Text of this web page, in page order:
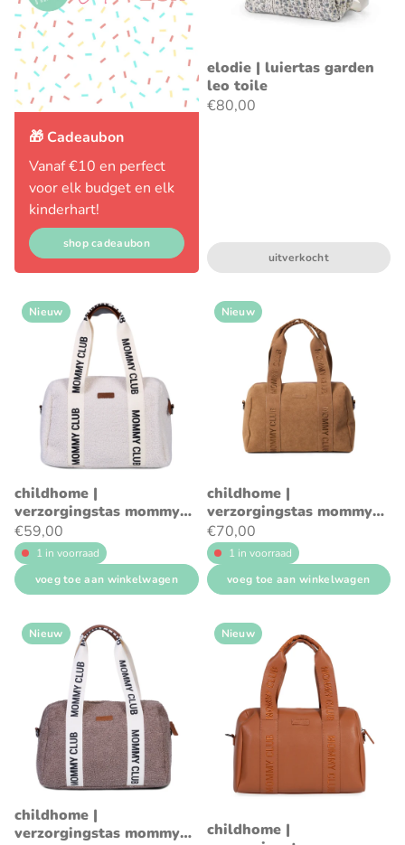
🎁 Cadeaubon
Vanaf €10 en perfect
voor elk budget en elk
kinderhart!
shop cadeaubon
elodie | luiertas garden
leo toile
€80,00
uitverkocht
Nieuw
childhome |
verzorgingstas mommy
club signature teddy ecru
€59,00
1 in voorraad
voeg toe aan winkelwagen
Nieuw
childhome |
verzorgingstas mommy
club signature prestige
hazelnoot
€70,00
1 in voorraad
voeg toe aan winkelwagen
Nieuw
childhome |
verzorgingstas mommy
Nieuw
childhome |